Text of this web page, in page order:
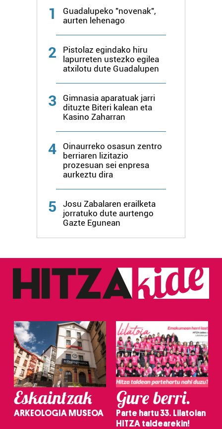
1
Guadalupeko "novenak",
aurten lehenago
2
Pistolaz egindako hiru
lapurreten ustezko egilea
atxilotu dute Guadalupen
3
Gimnasia aparatuak jarri
dituzte Biteri kalean eta
Kasino Zaharran
4
Oinaurreko osasun zentro
berriaren lizitazio
prozesuan sei enpresa
aurkeztu dira
5
Josu Zabalaren erailketa
jorratuko dute aurtengo
Gazte Egunean
Eskaintzak
ARKEOLOGIA MUSEOA
Gure berri.
Parte hartu 33. Lilatoian
HITZA taldearekin!